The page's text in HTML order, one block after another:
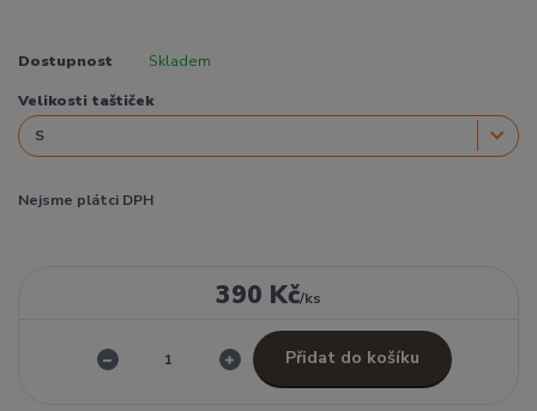
Dostupnost Skladem
Velikosti taštiček
Nejsme plátci DPH
390 Kč/ks
Přidat do košíku